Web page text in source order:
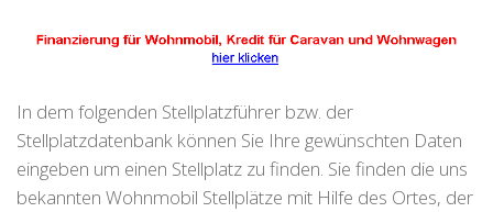
In dem folgenden Stellplatzführer bzw. der
Stellplatzdatenbank können Sie Ihre gewünschten Daten
eingeben um einen Stellplatz zu finden. Sie finden die uns
bekannten Wohnmobil Stellplätze mit Hilfe des Ortes, der